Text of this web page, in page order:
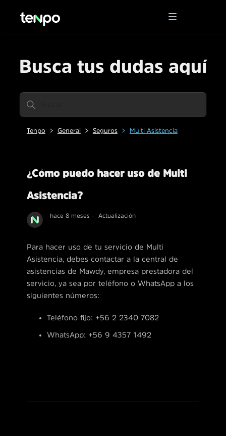
Busca tus dudas aquí
Tenpo General Seguros Multi Asistencia
¿Cómo puedo hacer uso de Multi
Asistencia?
hace 8 meses Actualización
Para hacer uso de tu servicio de Multi
Asistencia, debes contactar a la central de
asistencias de Mawdy, empresa prestadora del
servicio, ya sea por teléfono o WhatsApp a los
siguientes números:
Teléfono fijo: +56 2 2340 7082
WhatsApp: +56 9 4357 1492